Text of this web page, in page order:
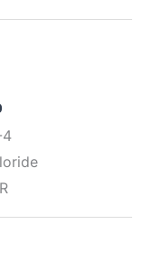
价
范
围：
¥530.00
至
4